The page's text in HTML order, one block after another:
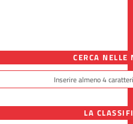
CERCA NELLE
LA